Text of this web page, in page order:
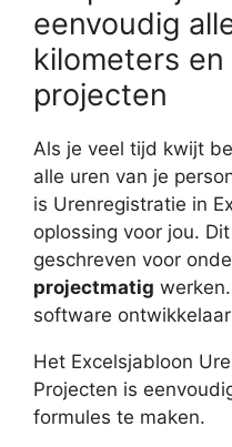
eenvoudig
kilometers
projecten
Als je veel tijd kwijt
alle uren van je
is Urenregistratie in
oplossing voor jou.
geschreven voor
projectmatig
software
Het Excelsjabloon
Projecten is
formules te maken.